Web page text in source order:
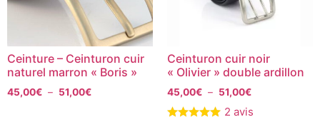
Ceinture – Ceinturon cuir
naturel marron « Boris »
45,00€ – 51,00€
Ceinturon cuir noir
« Olivier » double ardillon
45,00€ – 51,00€
2 avis